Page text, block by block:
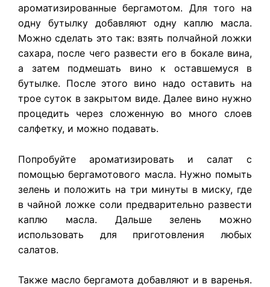
ароматизированные бергамотом. Для того на
одну бутылку добавляют одну каплю масла.
Можно сделать это так: взять полчайной ложки
сахара, после чего развести его в бокале вина,
а затем подмешать вино к оставшемуся в
бутылке. После этого вино надо оставить на
трое суток в закрытом виде. Далее вино нужно
процедить через сложенную во много слоев
салфетку, и можно подавать.
Попробуйте ароматизировать и салат с
помощью бергамотового масла. Нужно помыть
зелень и положить на три минуты в миску, где
в чайной ложке соли предварительно развести
каплю масла. Дальше зелень можно
использовать для приготовления любых
салатов.
Также масло бергамота добавляют и в варенья.